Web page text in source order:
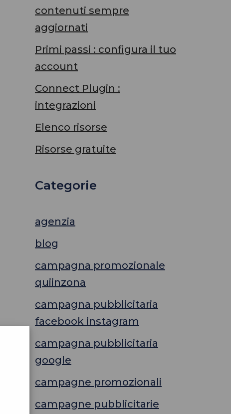
contenuti sempre
aggiornati
Primi passi : configura il tuo
account
Connect Plugin :
integrazioni
Elenco risorse
Risorse gratuite
Categorie
agenzia
blog
campagna promozionale
quiinzona
campagna pubblicitaria
facebook instagram
campagna pubblicitaria
google
campagne promozionali
campagne pubblicitarie